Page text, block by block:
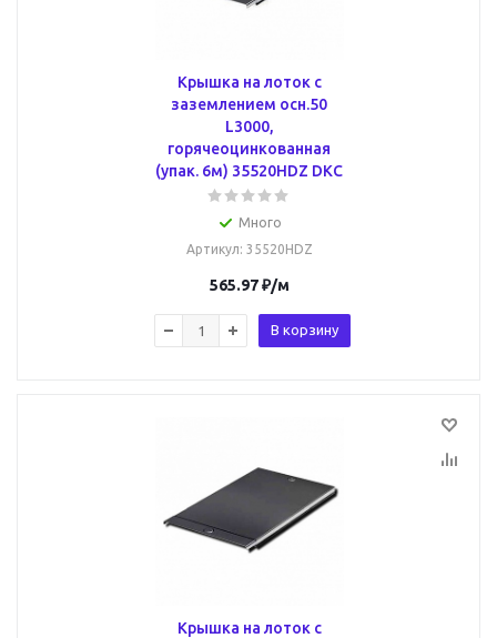
Крышка на лоток с
заземлением осн.50
L3000,
горячеоцинкованная
(упак. 6м) 35520HDZ DKC
Много
Артикул: 35520HDZ
565.97₽/м
В корзину
Крышка на лоток с